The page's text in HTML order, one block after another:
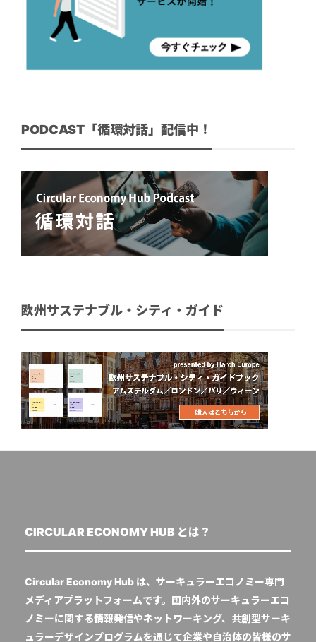
PODCAST「循環対話」配信中！
欧州サステナブル・シティ・ガイド
CIRCULAR ECONOMY HUB とは？
Circular Economy Hub は、サーキュラーエコノミー専門
メディアプラットフォームです。国内外のサーキュラーエコ
ノミーに関する情報発信やネットワーキング、共創型サーキ
ュラーデザインプログラムを通じて企業や自治体の皆様のサ